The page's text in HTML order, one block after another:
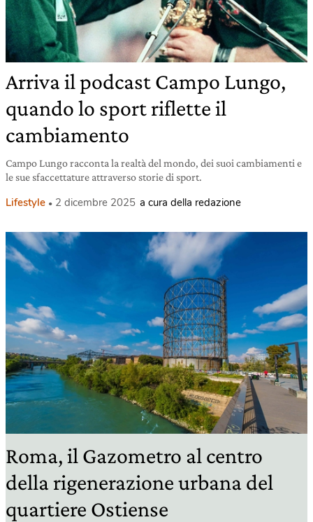
Arriva il podcast Campo Lungo,
quando lo sport riflette il
cambiamento
Campo Lungo racconta la realtà del mondo, dei suoi cambiamenti e
le sue sfaccettature attraverso storie di sport.
Lifestyle 2 dicembre 2025 a cura della redazione
Roma, il Gazometro al centro
della rigenerazione urbana del
quartiere Ostiense